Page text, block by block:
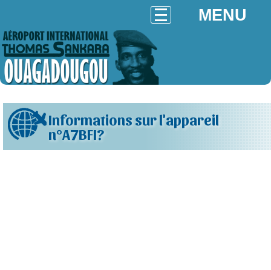
MENU
Informations sur l'appareil
n°A7BFI?